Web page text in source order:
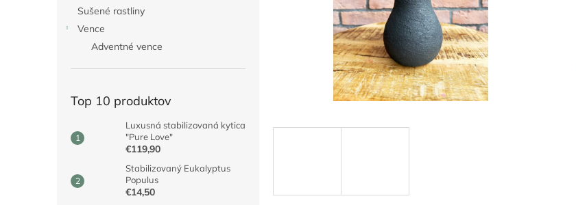
Sušené rastliny
Vence
Adventné vence
Top 10 produktov
Luxusná stabilizovaná kytica
"Pure Love"
€119,90
Stabilizovaný Eukalyptus
Populus
€14,50